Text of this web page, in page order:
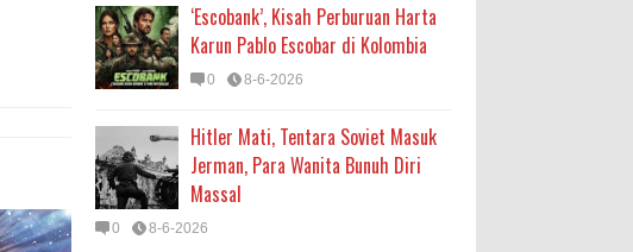
‘Escobank’, Kisah Perburuan Harta
Karun Pablo Escobar di Kolombia
0 8-6-2026
Hitler Mati, Tentara Soviet Masuk
Jerman, Para Wanita Bunuh Diri
Massal
0 8-6-2026